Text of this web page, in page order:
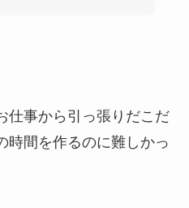
仕事から引っ張りだこだ
時間を作るのに難しかっ